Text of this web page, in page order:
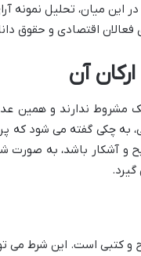
این میان، تحلیل نمونه
اقتصادی و حقوق
آن
مشروط ندارند و همین
به چکی گفته می شود که
آشکار باشد، به صورت
کتبی است. این شرط می